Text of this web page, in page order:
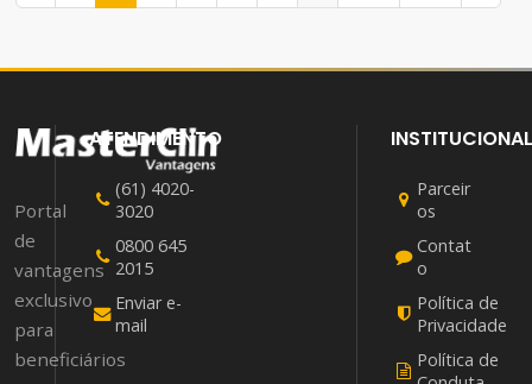
Portal
de
vantagens
exclusivo
para
beneficiários
ATENDIMENTO
(61) 4020-
3020
0800 645
2015
Enviar e-
mail
INSTITUCIONAL
Parceir
os
Contat
o
Política de
Privacidade
Política de